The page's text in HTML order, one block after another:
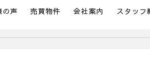
の声 売買物件 会社案内 スタッフ